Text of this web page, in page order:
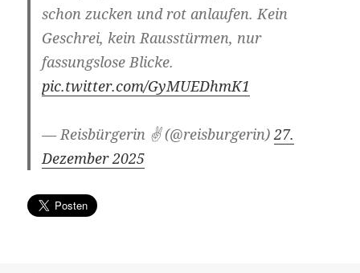
schon zucken und rot anlaufen. Kein
Geschrei, kein Rausstürmen, nur
fassungslose Blicke.
pic.twitter.com/GyMUEDhmK1
— Reisbürgerin ✌️ (@reisburgerin)27.
Dezember 2025